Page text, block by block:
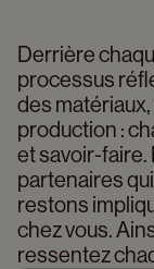
Derrière
processus
des
production :
et savoir-faire.
partenaires
restons
chez vous.
ressentez